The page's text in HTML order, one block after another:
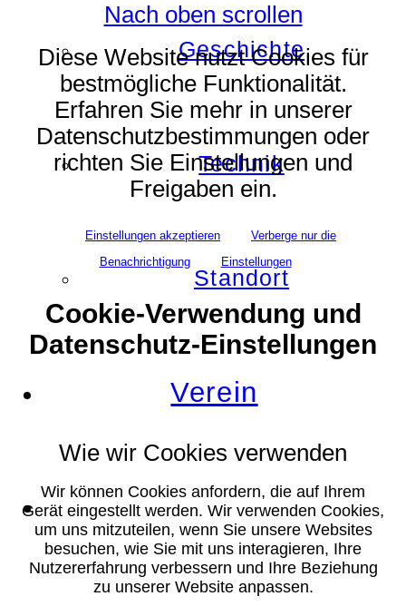
Geschichte
Technik
Standort
Verein
Suche
Nach oben scrollen
Diese Website nutzt Cookies für
bestmögliche Funktionalität.
Erfahren Sie mehr in unserer
Datenschutzbestimmungen oder
richten Sie Einstellungen und
Freigaben ein.
Einstellungen akzeptieren
Verberge nur die
Benachrichtigung
Einstellungen
Cookie-Verwendung und
Datenschutz-Einstellungen
Wie wir Cookies verwenden
Wir können Cookies anfordern, die auf Ihrem
Gerät eingestellt werden. Wir verwenden Cookies,
um uns mitzuteilen, wenn Sie unsere Websites
besuchen, wie Sie mit uns interagieren, Ihre
Nutzererfahrung verbessern und Ihre Beziehung
zu unserer Website anpassen.